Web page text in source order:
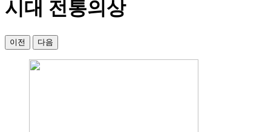
시대 전통의상
이전 다음